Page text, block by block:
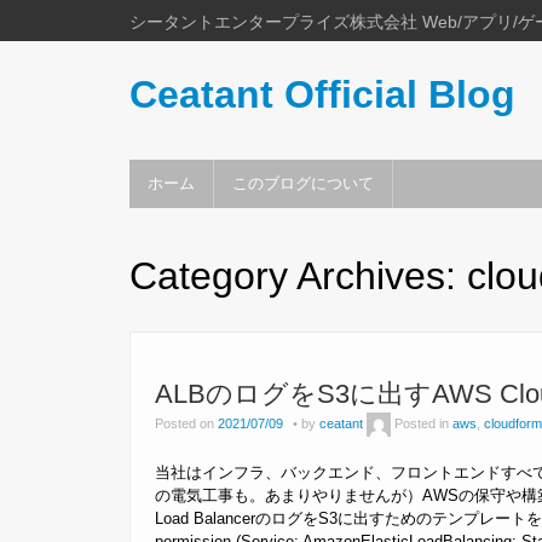
シータントエンタープライズ株式会社 Web/アプリ/ゲ
Ceatant Official Blog
ホーム このブログについて
Category Archives:
ALBのログをS3に出すAWS
Posted on 2021/07/09 by ceatant Posted in aws
当社はインフラ、バックエンド、フロントエンドす
の電気工事も。あまりやりませんが）AWSの保守や
Load BalancerのログをS3に出すためのテンプレー